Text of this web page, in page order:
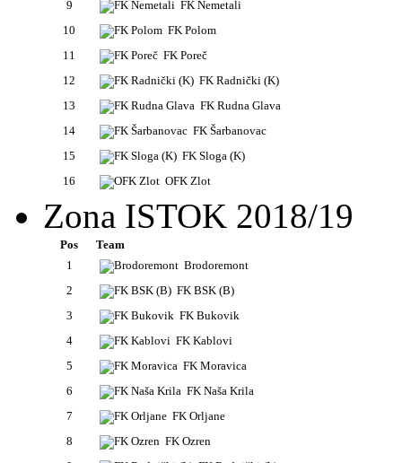
9
FK Nemetali
10
FK Polom
11
FK Poreč
12
FK Radnički (K)
13
FK Rudna Glava
14
FK Šarbanovac
15
FK Sloga (K)
16
OFK Zlot
Zona ISTOK 2018/19
Pos
Team
1
Brodoremont
2
FK BSK (B)
3
FK Bukovik
4
FK Kablovi
5
FK Moravica
6
FK Naša Krila
7
FK Orljane
8
FK Ozren